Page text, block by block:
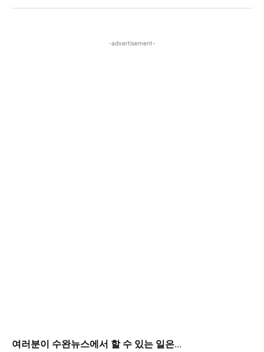
-advertisement-
여러분이 수완뉴스에서 할 수 있는 일은...